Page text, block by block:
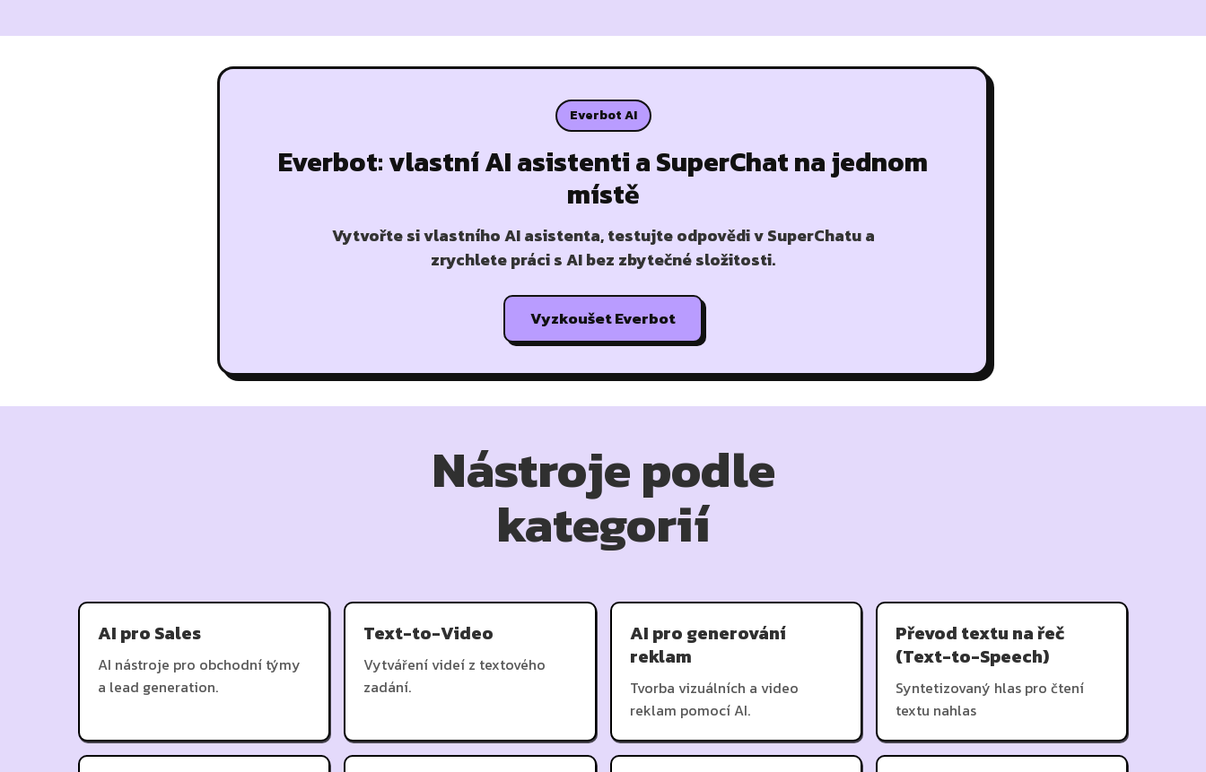
Everbot AI
Everbot: vlastní AI asistenti a SuperChat na jednom
místě
Vytvořte si vlastního AI asistenta, testujte odpovědi v SuperChatu a
zrychlete práci s AI bez zbytečné složitosti.
Vyzkoušet Everbot
Nástroje podle
kategorií
AI pro Sales
AI nástroje pro obchodní týmy
a lead generation.
Text-to-Video
Vytváření videí z textového
zadání.
AI pro generování
reklam
Tvorba vizuálních a video
reklam pomocí AI.
Převod textu na řeč
(Text-to-Speech)
Syntetizovaný hlas pro čtení
textu nahlas